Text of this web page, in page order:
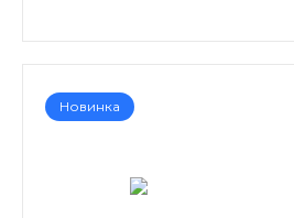
Новинка